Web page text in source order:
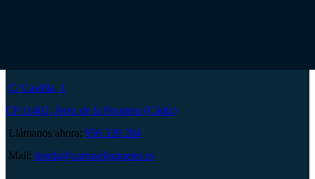
C/ Castilla, 1
CP 11402, Jerez de la Frontera (Cádiz)
Llámanos ahora: 956 320 284
Mail: tienda@carruseljuguetes.es